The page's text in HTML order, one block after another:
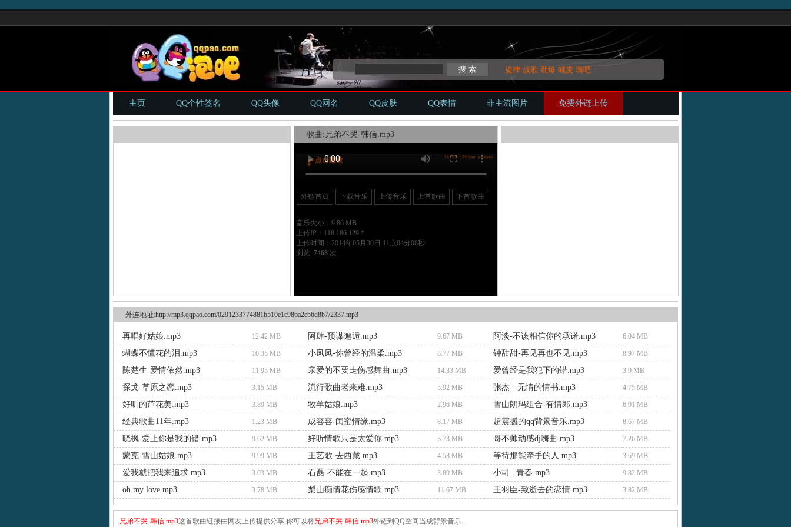
旋律 战歌 劲爆 喊麦 嗨吧
主页 QQ个性签名 QQ头像 QQ网名 QQ皮肤 QQ表情 非主流图片 免费外链上传
歌曲:兄弟不哭-韩信.mp3
外链首页 下载音乐 上传音乐 上首歌曲 下首歌曲
音乐大小：9.86 MB
上传IP：118.186.129.*
上传时间：2014年05月30日 11点04分08秒
浏览: 7468次
外连地址:http://mp3.qqpao.com/0291233774881b510e1c986a2eb6d8b7/2337.mp3
再唱好姑娘.mp3 12.42 MB 阿肆-预谋邂逅.mp3 9.67 MB 阿淡-不该相信你的承诺.mp3 6.04 MB
蝴蝶不懂花的泪.mp3 10.35 MB 小凤凤-你曾经的温柔.mp3 8.77 MB 钟甜甜-再见再也不见.mp3 8.97 MB
陈楚生-爱情依然.mp3 11.95 MB 亲爱的不要走伤感舞曲.mp3 14.33 MB 爱曾经是我犯下的错.mp3 3.9 MB
探戈-草原之恋.mp3 3.15 MB 流行歌曲老来难.mp3 5.92 MB 张杰 - 无情的情书.mp3 4.75 MB
好听的芦花美.mp3 3.89 MB 牧羊姑娘.mp3 2.96 MB 雪山朗玛组合-有情郎.mp3 6.91 MB
经典歌曲11年.mp3 1.23 MB 成容容-闺蜜情缘.mp3 8.17 MB 超震撼的qq背景音乐.mp3 8.67 MB
晓枫-爱上你是我的错.mp3 9.62 MB 好听情歌只是太爱你.mp3 3.73 MB 哥不帅动感dj嗨曲.mp3 7.26 MB
蒙克-雪山姑娘.mp3 9.99 MB 王艺歌-去西藏.mp3 4.53 MB 等待那能牵手的人.mp3 3.69 MB
爱我就把我来追求.mp3 3.03 MB 石磊-不能在一起.mp3 3.89 MB 小司_ 青春.mp3 9.82 MB
oh my love.mp3 3.78 MB 梨山痴情花伤感情歌.mp3 11.67 MB 王羽臣-致逝去的恋情.mp3 3.82 MB
兄弟不哭-韩信.mp3这首歌曲链接由网友上传提供分享,你可以将兄弟不哭-韩信.mp3外链到QQ空间当成背景音乐.